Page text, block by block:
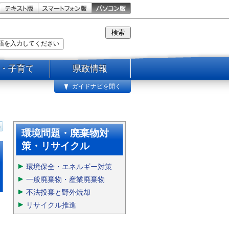
子育て 県政情報
ガイドナビを開く
環境問題・廃棄物対
策・リサイクル
環境保全・エネルギー対策
一般廃棄物・産業廃棄物
不法投棄と野外焼却
リサイクル推進